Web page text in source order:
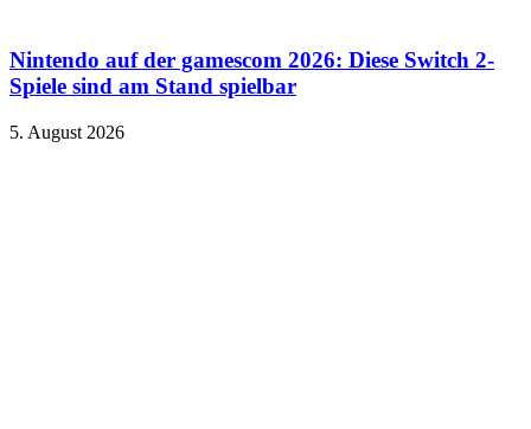
Nintendo auf der gamescom 2026: Diese Switch 2-
Spiele sind am Stand spielbar
5. August 2026